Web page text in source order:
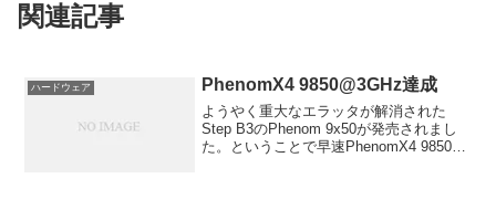
関連記事
ハードウェア PhenomX4 9850@3GHz達成
ようやく重大なエラッタが解消された
Step B3のPhenom 9x50が発売されまし
た。ということで早速PhenomX4 9850